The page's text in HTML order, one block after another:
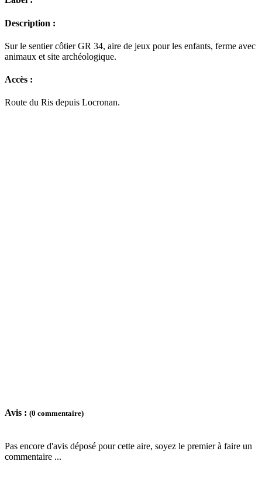
Description :
Sur le sentier côtier GR 34, aire de jeux pour les enfants, ferme avec
animaux et site archéologique.
Accès :
Route du Ris depuis Locronan.
Avis : (0 commentaire)
Pas encore d'avis déposé pour cette aire, soyez le premier à faire un
commentaire ...